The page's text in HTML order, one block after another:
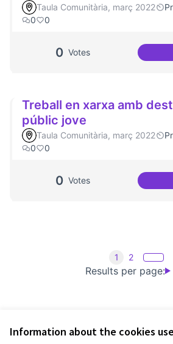
Information about the cookies
Taula Comunitària, març 2022
0
0
0 Votes
Treball en xarxa amb
públic jove
Taula Comunitària, març 2022
0
0
0 Votes
Results per page:
1 2